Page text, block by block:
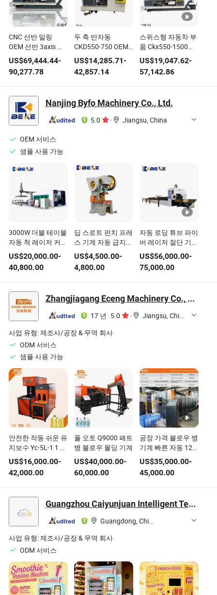
CNC 선반 밀링
OEM 선반 3axis 전
문 산업 기계 금속
성형 가공 도구 자동
차 부품 생산 합금
휠 브레이크 디스크
스핀들 기계
US$69,444.44-
90,277.78
두 축 반자동
CKD550-750 OEM
CNC 기계 밀링 선반
더블 헤드 선반 CNC
선반 및 밀링
US$14,285.71-
42,857.14
스위스형 자동차 부
품 Ckx550-1500
CNC OEM 기계 가
공 선반 밀링 선반
턴 밀
US$19,047.62-
57,142.86
Nanjing Byfo Machinery Co., Ltd.
5.0 · Jiangsu, China
OEM 서비스
샘플 사용 가능
3000W 더블 테이블
자동 척 레이저 커터
강철 금속 튜브 파이
프 시트 평판 3015
CNC 파이버 레이저
절단기
US$20,000.00-
40,800.00
딥 스로트 펀치 프레
스 기계 자동 급지
전동 프레스 기계
US$4,500.00-
4,800.00
자동 로딩 튜브 파이
버 레이저 절단 기계
고출력 CNC 파이프
6000W 12000W
US$56,000.00-
75,000.00
Zhangjiagang Eceng Machinery Co., Ltd.
17 년 · 5.0 ·
Jiangsu, China
사업 유형:제조사/공장 & 무역 회사
ODM 서비스
샘플 사용 가능
안전한 작동 쉬운 유
지보수 Yc-5L-1 1 캐
비티 반자동 애완동
물 블로잉 기계 플라
스틱 병 제조 기계
장비 라인
US$16,000.00-
42,000.00
풀 오토 Q9000 페트
병 블로우 몰딩 기계
US$40,000.00-
60,000.00
공장 가격 블로우 병
기계 빠른 자동 12
캐비티 병 제조 기계
20000-26000bph
음료 생산 자동 PET
블로잉 기계
US$35,000.00-
45,000.00
Guangzhou Caiyunjuan Intelligent Technology Co., Ltd.
Guangdong, China
사업 유형:제조사/공장 & 무역 회사
ODM 서비스